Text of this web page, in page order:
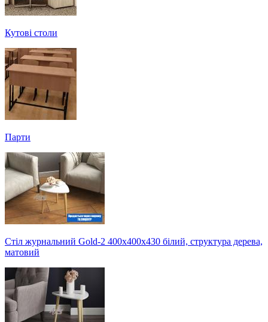
Кутові столи
Парти
Стіл журнальний Gold-2 400х400х430 білий, структура дерева,
матовий